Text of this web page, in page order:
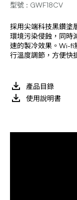
型號 : GWF18CV
採用尖端科技黑鑽塗
環境污染侵蝕，同時
速的製冷效果。Wi-fi
行溫度調節，方便快
產品目錄
使用說明書